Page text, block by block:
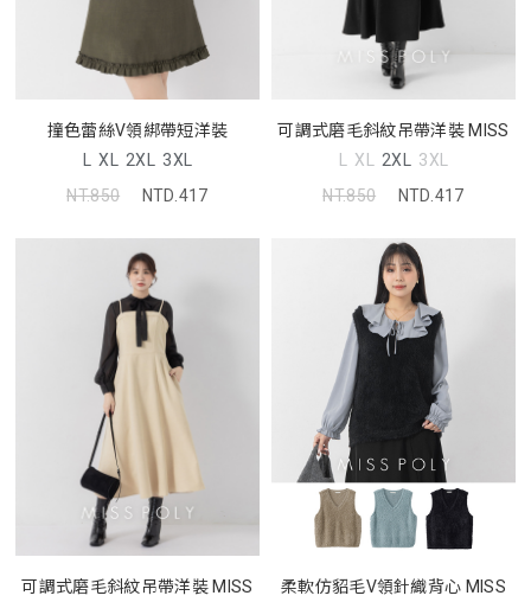
撞色蕾絲V領綁帶短洋裝
L XL 2XL 3XL
NT.850
NTD.417
可調式磨毛斜紋吊帶洋裝 MISS
L XL 2XL 3XL
NT.850
NTD.417
可調式磨毛斜紋吊帶洋裝 MISS
柔軟仿貂毛V領針織背心 MISS